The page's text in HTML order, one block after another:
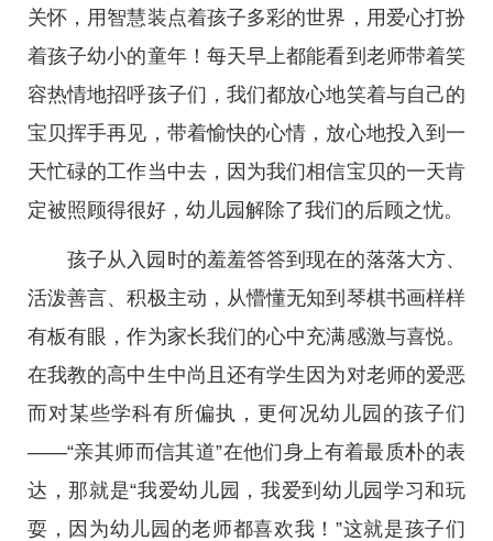
关怀，用智慧装点着孩子多彩的世界，用爱心打扮
着孩子幼小的童年！每天早上都能看到老师带着笑
容热情地招呼孩子们，我们都放心地笑着与自己的
宝贝挥手再见，带着愉快的心情，放心地投入到一
天忙碌的工作当中去，因为我们相信宝贝的一天肯
定被照顾得很好，幼儿园解除了我们的后顾之忧。
孩子从入园时的羞羞答答到现在的落落大方、
活泼善言、积极主动，从懵懂无知到琴棋书画样样
有板有眼，作为家长我们的心中充满感激与喜悦。
在我教的高中生中尚且还有学生因为对老师的爱恶
而对某些学科有所偏执，更何况幼儿园的孩子们
——“亲其师而信其道”在他们身上有着最质朴的表
达，那就是“我爱幼儿园，我爱到幼儿园学习和玩
耍，因为幼儿园的老师都喜欢我！”这就是孩子们